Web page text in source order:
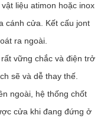
liệu atimon hoặc inox
cánh cửa. Kết cấu jont
ra ngoài.
vững chắc và điện trở
sẽ và dễ thay thế.
ngoài, hệ thống chốt
cửa khi đang đứng ở